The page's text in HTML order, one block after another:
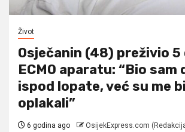
Život
Osječanin (48) preživio 5
ECMO aparatu: “Bio sam
ispod lopate, već su me
oplakali”
6 godina ago OsijekExpress.com